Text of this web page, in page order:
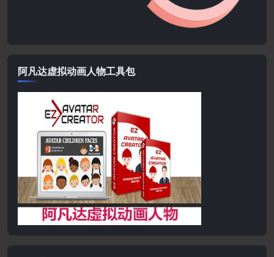
阿凡达虚拟动画人物工具包